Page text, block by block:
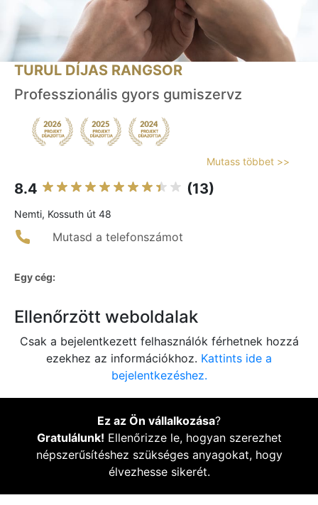
TURUL DÍJAS RANGSOR
Professzionális gyors gumiszervz
Mutass többet >>
8.4 (13)
Nemti, Kossuth út 48
Mutasd a telefonszámot
Egy cég:
Ellenőrzött weboldalak
Csak a bejelentkezett felhasználók férhetnek hozzá
ezekhez az információkhoz. Kattints ide a
bejelentkezéshez.
Ez az Ön vállalkozása?
Gratulálunk! Ellenőrizze le, hogyan szerezhet
népszerűsítéshez szükséges anyagokat, hogy
élvezhesse sikerét.